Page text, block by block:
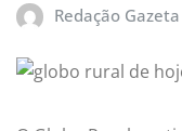
Redação